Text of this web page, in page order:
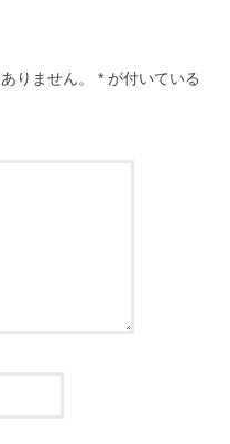
りません。 * が付いている